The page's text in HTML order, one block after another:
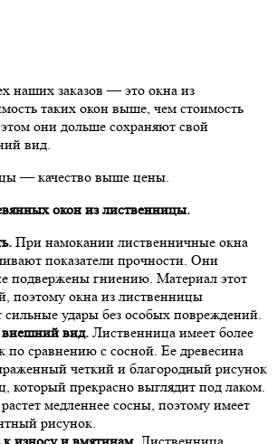
наших заказов — это окна из
таких окон выше, чем стоимость
они дольше сохраняют свой
вид.
— качество выше цены.
окон из лиственницы.
При намокании лиственничные окна
показатели прочности. Они
подвержены гниению. Материал этот
поэтому окна из лиственницы
удары без особых повреждений.
вид. Лиственница имеет более
по сравнению с сосной. Ее древесина
четкий и благородный рисунок
который прекрасно выглядит под лаком.
медленнее сосны, поэтому имеет
рисунок.